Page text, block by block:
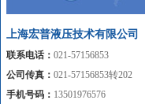
上海宏普液压技术有限公司
联系电话： 021-57156853
公司传真： 021-57156853转202
手机号码： 13501976576